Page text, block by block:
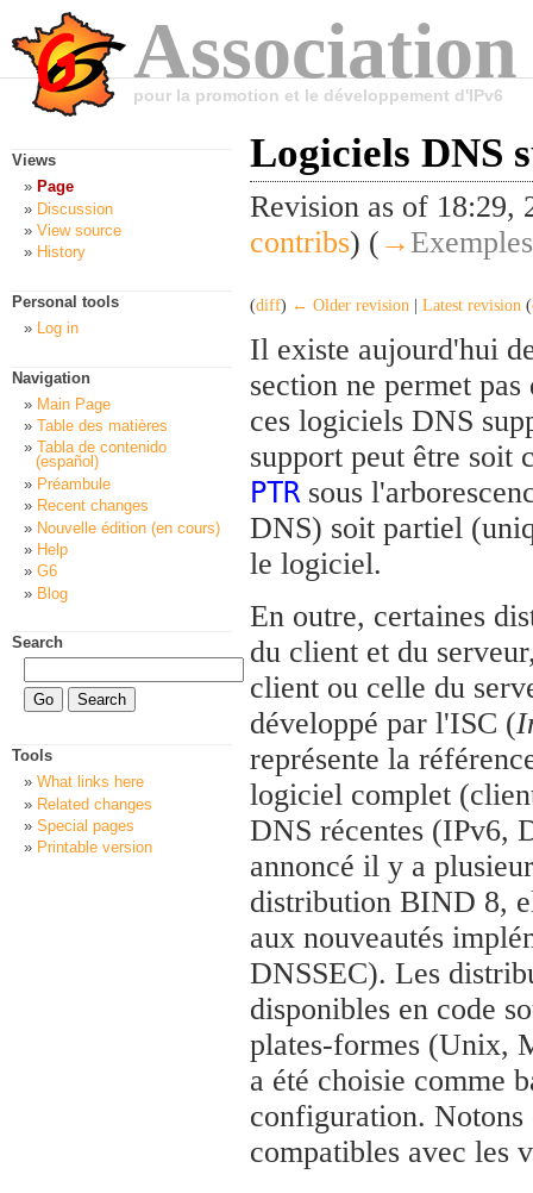
pour la promotion et le développement d'IPv6
Logiciels DNS
Revision as of 18:29,
contribs) ( →
(diff) ← Older revision Latest revision (
Il existe aujourd'hui
section ne permet
ces logiciels DNS
support peut être soit
PTRsous
DNS) soit partiel
le logiciel.
En outre, certaines
du client et du
client ou celle du
développé par l'ISC (
représente la
logiciel complet
DNS récentes (IPv6,
annoncé il y a
distribution BIND 8,
aux nouveautés
DNSSEC). Les
disponibles en code
plates-formes (Unix,
a été choisie comme
configuration. Notons
compatibles avec les
Views
Page
Discussion
View source
History
Personal tools
Log in
Navigation
Main Page
Table des matières
Tabla de contenido
(español)
Préambule
Recent changes
Nouvelle édition (en cours)
Help
G6
Blog
Search
Tools
What links here
Related changes
Special pages
Printable version